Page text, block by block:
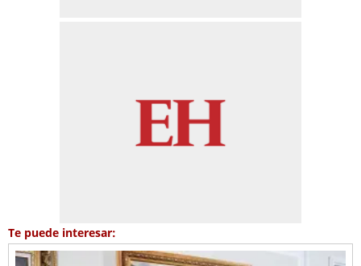
Te puede interesar: